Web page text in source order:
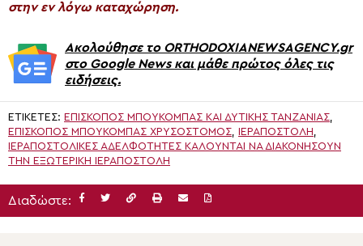
στην εν λόγω καταχώρηση.
Ακολούθησε το ORTHODOXIANEWSAGENCY.gr
στο Google News και μάθε πρώτος όλες τις
ειδήσεις.
ΕΤΙΚΈΤΕΣ: ΕΠΊΣΚΟΠΟΣ ΜΠΟΥΚΌΜΠΑΣ ΚΑΙ ΔΥΤΙΚΉΣ ΤΑΝΖΑΝΊΑΣ,
ΕΠΊΣΚΟΠΟΣ ΜΠΟΥΚΌΜΠΑΣ ΧΡΥΣΌΣΤΟΜΟΣ, ΙΕΡΑΠΟΣΤΟΛΗ,
ΙΕΡΑΠΟΣΤΟΛΙΚΈΣ ΑΔΕΛΦΌΤΗΤΕΣ ΚΑΛΟΎΝΤΑΙ ΝΑ ΔΙΑΚΟΝΉΣΟΥΝ
ΤΗΝ ΕΞΩΤΕΡΙΚΉ ΙΕΡΑΠΟΣΤΟΛΉ
Διαδώστε: